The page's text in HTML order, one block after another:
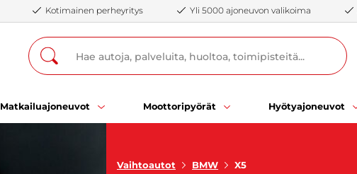
Kotimainen perheyritys Yli 5000 ajoneuvon valikoima
Matkailuajoneuvot Moottoripyörät Hyötyajoneuvot
Vaihtoautot BMW X5